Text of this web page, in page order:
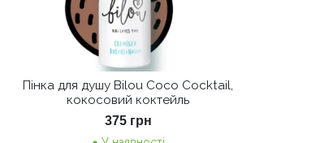
Пінка для душу Bilou Coco Cocktail,
кокосовий коктейль
375 грн